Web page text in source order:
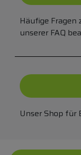
Häufige Fragen
unserer FAQ
Unser Shop für